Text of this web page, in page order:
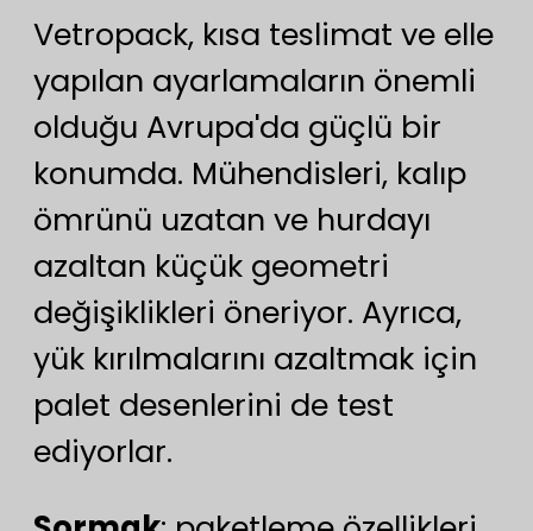
Vetropack, kısa teslimat ve elle
yapılan ayarlamaların önemli
olduğu Avrupa'da güçlü bir
konumda. Mühendisleri, kalıp
ömrünü uzatan ve hurdayı
azaltan küçük geometri
değişiklikleri öneriyor. Ayrıca,
yük kırılmalarını azaltmak için
palet desenlerini de test
ediyorlar.